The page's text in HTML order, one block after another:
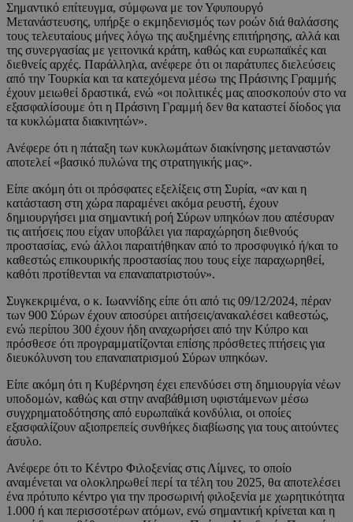
Σημαντικό επίτευγμα, σύμφωνα με τον Υφυπουργό
Μετανάστευσης, υπήρξε ο εκμηδενισμός των ροών διά θαλάσσης
τους τελευταίους μήνες λόγω της αυξημένης επιτήρησης, αλλά και
της συνεργασίας με γειτονικά κράτη, καθώς και ευρωπαϊκές και
διεθνείς αρχές. Παράλληλα, ανέφερε ότι οι παράτυπες διελεύσεις
από την Τουρκία και τα κατεχόμενα μέσω της Πράσινης Γραμμής
έχουν μειωθεί δραστικά, ενώ «οι πολιτικές μας αποσκοπούν στο να
εξασφαλίσουμε ότι η Πράσινη Γραμμή δεν θα καταστεί δίοδος για
τα κυκλώματα διακινητών».
Ανέφερε ότι η πάταξη των κυκλωμάτων διακίνησης μεταναστών
αποτελεί «βασικό πυλώνα της στρατηγικής μας».
Είπε ακόμη ότι οι πρόσφατες εξελίξεις στη Συρία, «αν και η
κατάσταση στη χώρα παραμένει ακόμα ρευστή, έχουν
δημιουργήσει μια σημαντική ροή Σύρων υπηκόων που απέσυραν
τις αιτήσεις που είχαν υποβάλει για παραχώρηση διεθνούς
προστασίας, ενώ άλλοι παραιτήθηκαν από το προσφυγικό ή/και το
καθεστώς επικουρικής προστασίας που τους είχε παραχωρηθεί,
καθότι προτίθενται να επαναπατριστούν».
Συγκεκριμένα, ο κ. Ιωαννίδης είπε ότι από τις 09/12/2024, πέραν
των 900 Σύρων έχουν αποσύρει αιτήσεις/ανακαλέσει καθεστώς,
ενώ περίπου 300 έχουν ήδη αναχωρήσει από την Κύπρο και
πρόσθεσε ότι προγραμματίζονται επίσης πρόσθετες πτήσεις για
διευκόλυνση του επαναπατρισμού Σύρων υπηκόων.
Είπε ακόμη ότι η Κυβέρνηση έχει επενδύσει στη δημιουργία νέων
υποδομών, καθώς και στην αναβάθμιση υφιστάμενων μέσω
συγχρηματοδότησης από ευρωπαϊκά κονδύλια, οι οποίες
εξασφαλίζουν αξιοπρεπείς συνθήκες διαβίωσης για τους αιτούντες
άσυλο.
Ανέφερε ότι το Κέντρο Φιλοξενίας στις Λίμνες, το οποίο
αναμένεται να ολοκληρωθεί περί τα τέλη του 2025, θα αποτελέσει
ένα πρότυπο κέντρο για την προσωρινή φιλοξενία με χωρητικότητα
1.000 ή και περισσοτέρων ατόμων, ενώ σημαντική κρίνεται και η